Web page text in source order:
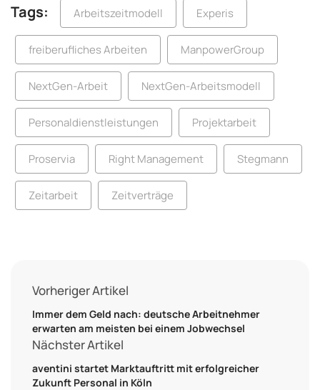
Tags: Arbeitszeitmodell Experis
freiberufliches Arbeiten ManpowerGroup
NextGen-Arbeit NextGen-Arbeitsmodell
Personaldienstleistungen Projektarbeit
Proservia Right Management Stegmann
Zeitarbeit Zeitverträge
Vorheriger Artikel
Immer dem Geld nach: deutsche Arbeitnehmer
erwarten am meisten bei einem Jobwechsel
Nächster Artikel
aventini startet Marktauftritt mit erfolgreicher
Zukunft Personal in Köln